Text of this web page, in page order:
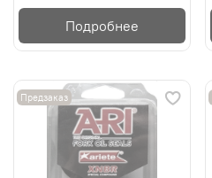
Подробнее
Предзаказ